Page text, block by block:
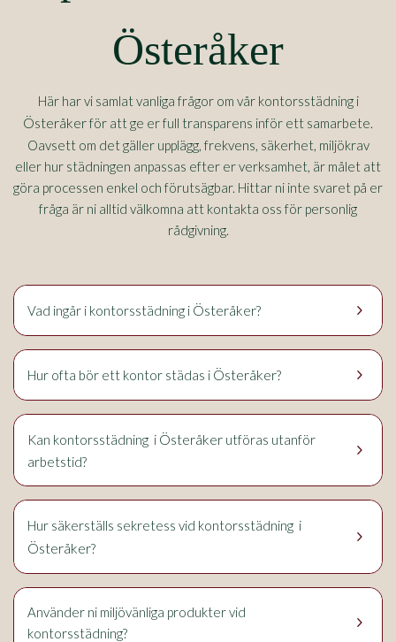
Österåker
Här har vi samlat vanliga frågor om vår kontorsstädning i
Österåkerför att ge er full transparens inför ett samarbete.
Oavsett om det gäller upplägg, frekvens, säkerhet, miljökrav
eller hur städningen anpassas efter er verksamhet, är målet att
göra processen enkel och förutsägbar. Hittar ni inte svaret på er
fråga är ni alltid välkomna att kontakta oss för personlig
rådgivning.
keyboard_arrow_right
Vad ingår i kontorsstädning i Österåker?
keyboard_arrow_right
Hur ofta bör ett kontor städas i Österåker?
keyboard_arrow_right
Kan kontorsstädning i Österåker utföras utanför
arbetstid?
keyboard_arrow_right
Hur säkerställs sekretess vid kontorsstädning i
Österåker?
keyboard_arrow_right
Använder ni miljövänliga produkter vid
kontorsstädning?